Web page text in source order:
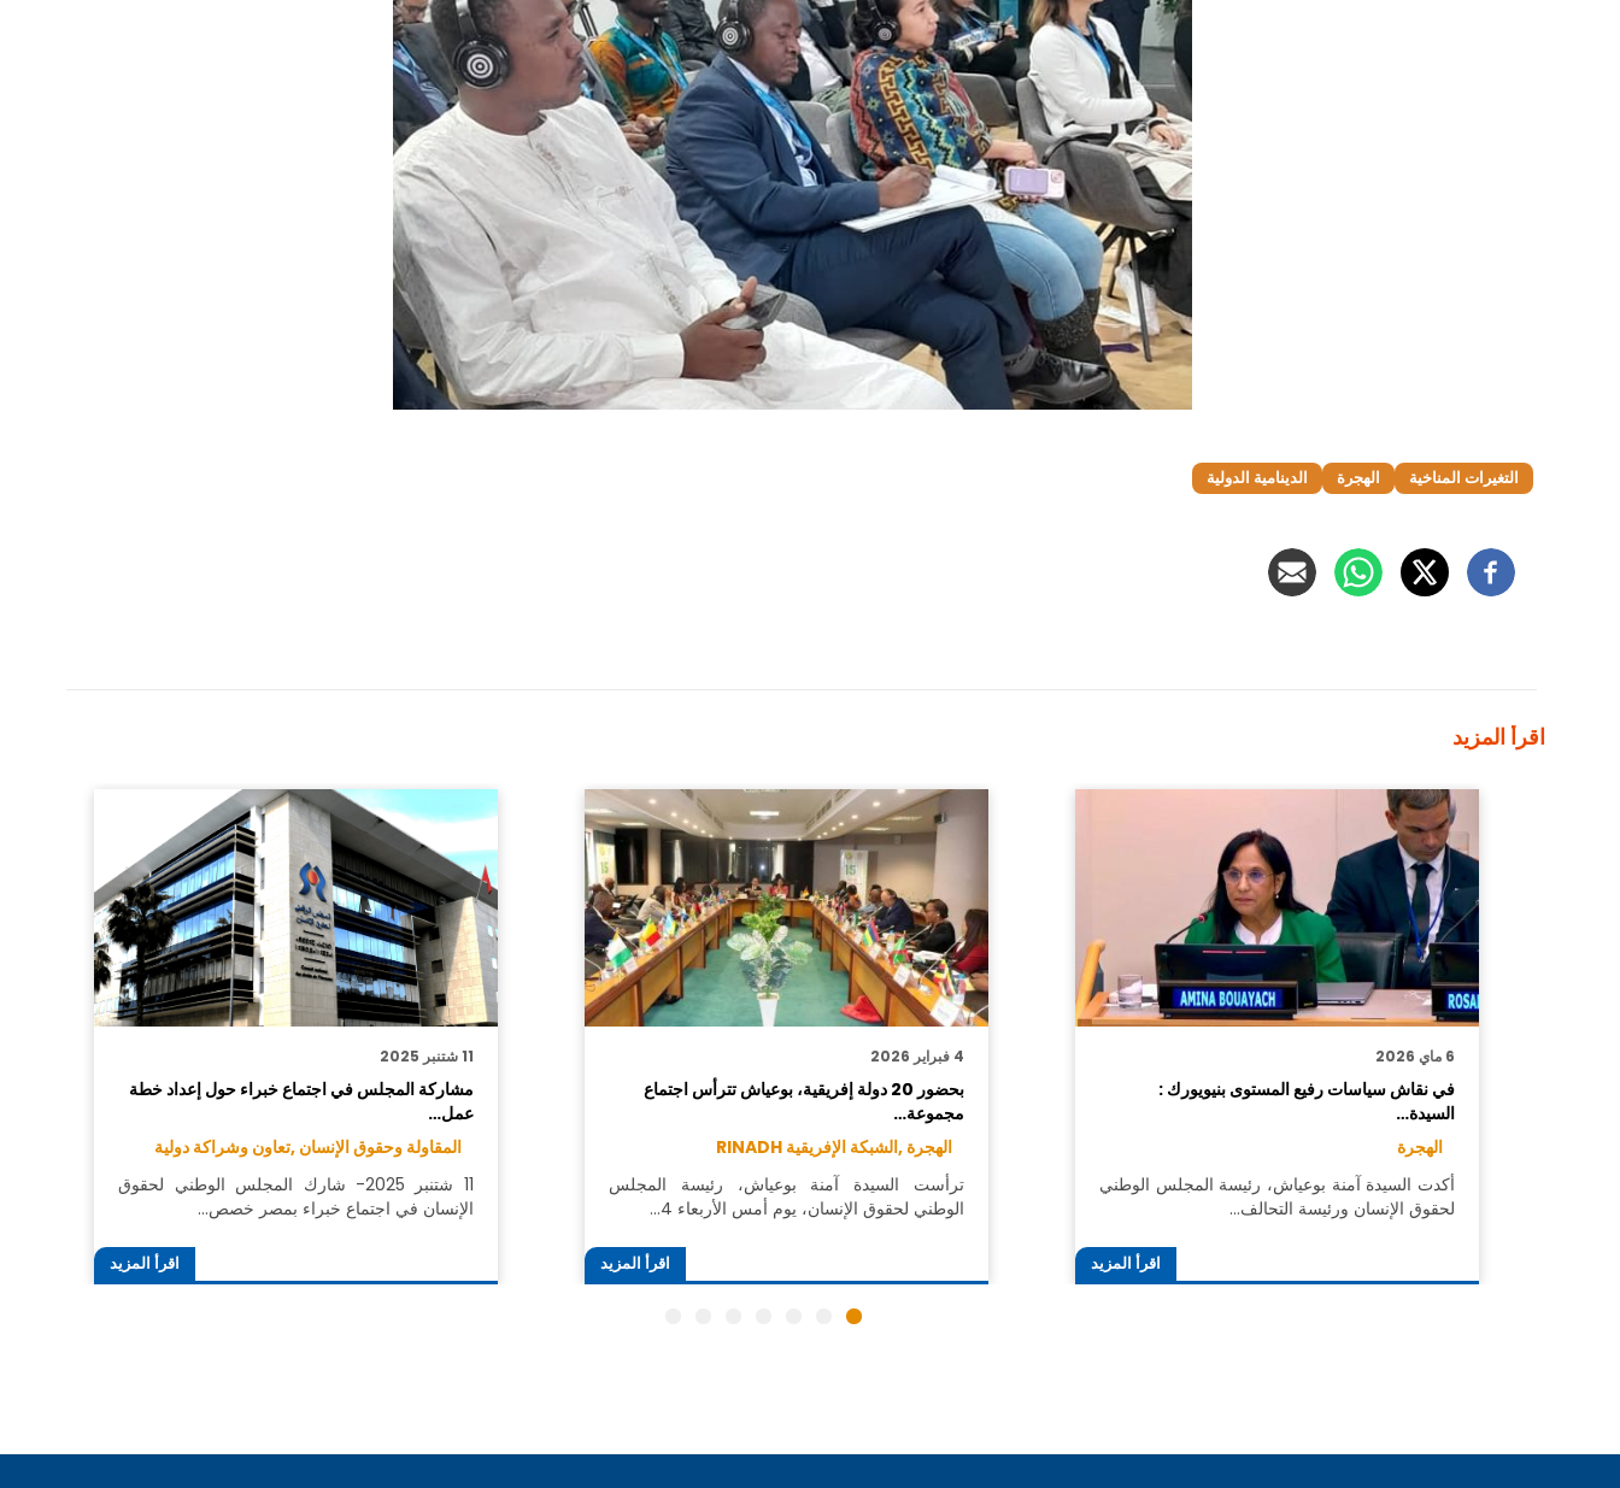
التغيرات المناخية الهجرة الدينامية الدولية
اقرأ المزيد
6 ماي 2026
في نقاش سياسات رفيع المستوى بنيويورك :
السيدة…
الهجرة
أكدت السيدة آمنة بوعياش، رئيسة المجلس الوطني
لحقوق الإنسان ورئيسة التحالف…
اقرأ المزيد
4 فبراير 2026
بحضور 20 دولة إفريقية، بوعياش تترأس اجتماع
مجموعة…
الهجرة ,الشبكة الإفريقية RINADH
ترأست السيدة آمنة بوعياش، رئيسة المجلس
الوطني لحقوق الإنسان، يوم أمس الأربعاء 4…
اقرأ المزيد
11 شتنبر 2025
مشاركة المجلس في اجتماع خبراء حول إعداد خطة
عمل…
المقاولة وحقوق الإنسان ,تعاون وشراكة دولية
11 شتنبر 2025- شارك المجلس الوطني لحقوق
الإنسان في اجتماع خبراء بمصر خصص…
اقرأ المزيد